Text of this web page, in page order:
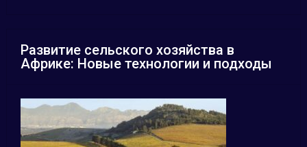
Развитие сельского хозяйства в
Африке: Новые технологии и подходы